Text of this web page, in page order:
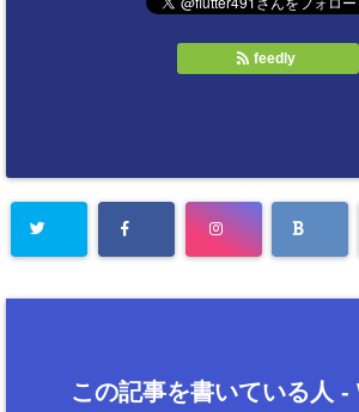
feedly
この記事を書いている人 -